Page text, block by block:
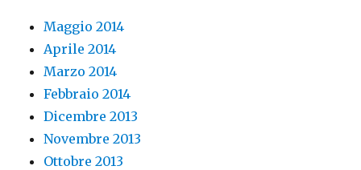
Maggio 2014
Aprile 2014
Marzo 2014
Febbraio 2014
Dicembre 2013
Novembre 2013
Ottobre 2013